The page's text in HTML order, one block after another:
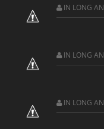
IN LONG AN
IN LONG AN
IN LONG AN